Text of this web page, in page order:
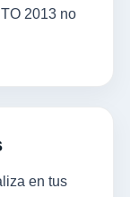
2013 no
en tus